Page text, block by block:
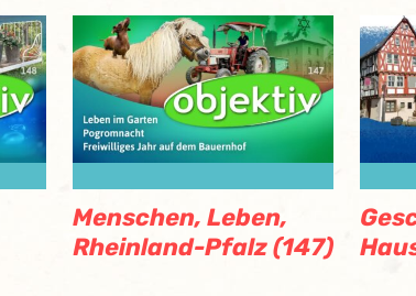
Menschen, Leben,
Rheinland-Pfalz (147)